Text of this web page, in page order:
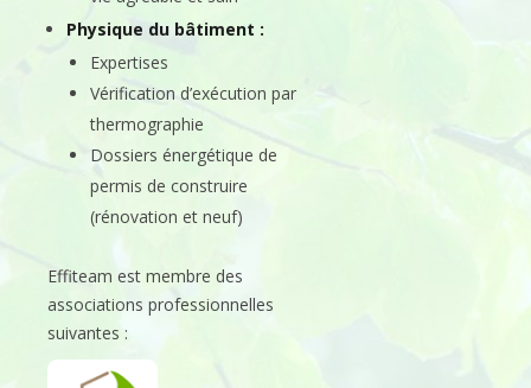
Physique du bâtiment :
Expertises
Vérification d’exécution par
thermographie
Dossiers énergétique de
permis de construire
(rénovation et neuf)
Effiteam est membre des
associations professionnelles
suivantes :